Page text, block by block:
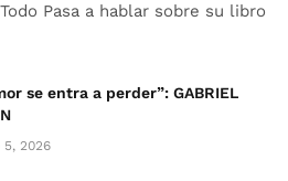
Pasa a hablar sobre su libro
se entra a perder”: GABRIEL
5, 2026